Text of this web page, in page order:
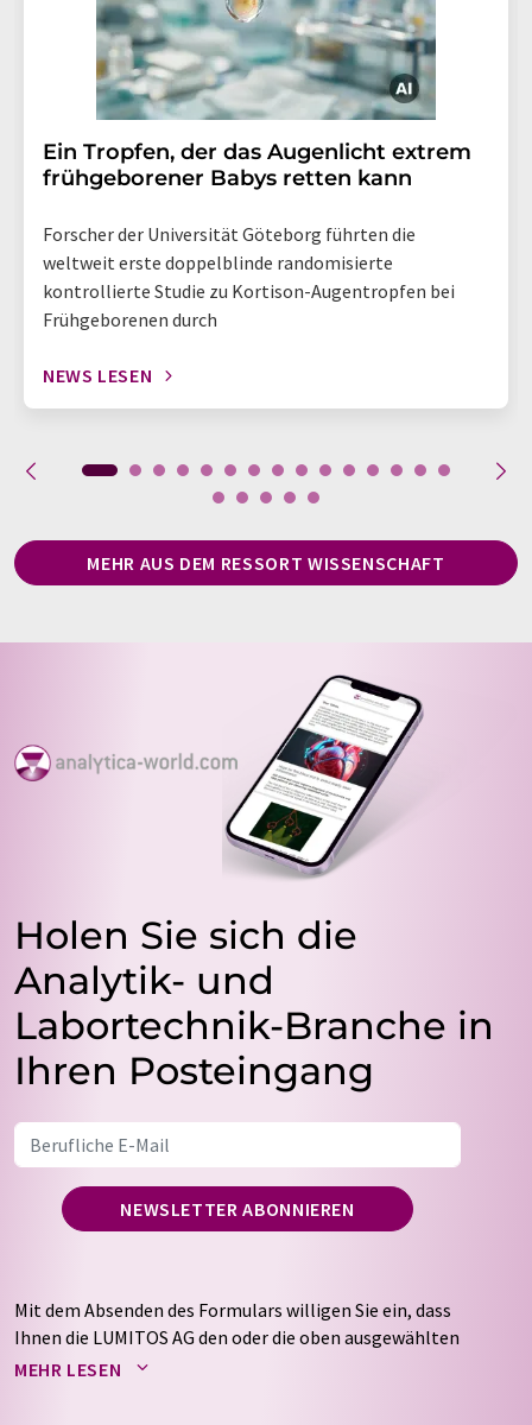
Ein Tropfen, der das Augenlicht extrem
frühgeborener Babys retten kann
Forscher der Universität Göteborg führten die
weltweit erste doppelblinde randomisierte
kontrollierte Studie zu Kortison-Augentropfen bei
Frühgeborenen durch
NEWS LESEN
MEHR AUS DEM RESSORT WISSENSCHAFT
Holen Sie sich die
Analytik- und
Labortechnik-Branche in
Ihren Posteingang
NEWSLETTER ABONNIEREN
Mit dem Absenden des Formulars willigen Sie ein, dass
Ihnen die LUMITOS AG den oder die oben ausgewählten
Newsletter per E-Mail zusendet. Ihre Daten werden
MEHR LESEN